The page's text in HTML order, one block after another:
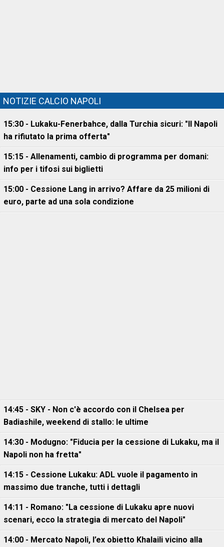
NOTIZIE CALCIO NAPOLI
15:30 - Lukaku-Fenerbahce, dalla Turchia sicuri: "Il Napoli
ha rifiutato la prima offerta"
15:15 - Allenamenti, cambio di programma per domani:
info per i tifosi sui biglietti
15:00 - Cessione Lang in arrivo? Affare da 25 milioni di
euro, parte ad una sola condizione
14:45 - SKY - Non c'è accordo con il Chelsea per
Badiashile, weekend di stallo: le ultime
14:30 - Modugno: "Fiducia per la cessione di Lukaku, ma il
Napoli non ha fretta"
14:15 - Cessione Lukaku: ADL vuole il pagamento in
massimo due tranche, tutti i dettagli
14:11 - Romano: "La cessione di Lukaku apre nuovi
scenari, ecco la strategia di mercato del Napoli"
14:00 - Mercato Napoli, l’ex obietto Khalaili vicino alla